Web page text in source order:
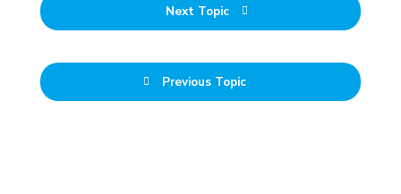
Previous Topic
Next Topic